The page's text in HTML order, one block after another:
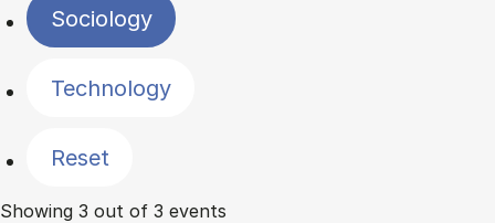
Sociology
Technology
Reset
Showing 3 out of 3 events